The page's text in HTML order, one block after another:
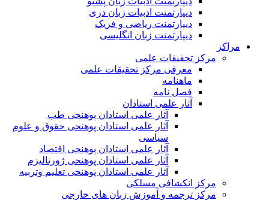
دیپارتمنت ادبیات زبان دری
دیپارتمنت ریاضی و فزیک
دیپارتمنت زبان انگلیسی
مراکز
مرکز تحقیقات علمی
معرفی مرکز تحقیقات علمی
ماهنامه
فصل نامه
آثار علمی استادان
آثار علمی استادان پوهنحی طب
آثار علمی استادان پوهنحی حقوق و علوم
سیاسی
آثار علمی استادان پوهنحی اقتصاد
آثار علمی استادان پوهنحی ژورنالیزم
آثار علمی استادان پوهنحی تعلیم وتربیه
مرکز انکشافی مسلکی
مرکز ترجمه و آموزش زبان های خارجی